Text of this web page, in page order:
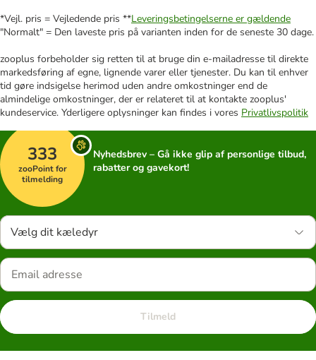
*Vejl. pris = Vejledende pris **Leveringsbetingelserne er gældende
"Normalt" = Den laveste pris på varianten inden for de seneste 30 dage.
zooplus forbeholder sig retten til at bruge din e-mailadresse til direkte
markedsføring af egne, lignende varer eller tjenester. Du kan til enhver
tid gøre indsigelse herimod uden andre omkostninger end de
almindelige omkostninger, der er relateret til at kontakte zooplus'
kundeservice. Yderligere oplysninger kan findes i vores Privatlivspolitik
333
zooPoint for
tilmelding
Nyhedsbrev – Gå ikke glip af personlige tilbud,
rabatter og gavekort!
Vælg dit kæledyr
Tilmeld